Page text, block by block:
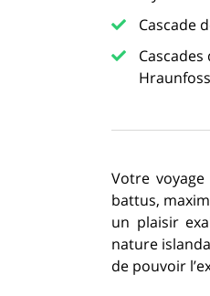
Cascade
Votre
battus,
un plaisir
nature
de pouvoir